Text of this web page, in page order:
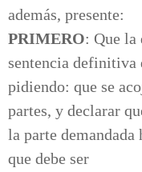
además, presente:
PRIMERO: Que la
sentencia definitiva
pidiendo: que se
partes, y declarar
la parte
que debe ser